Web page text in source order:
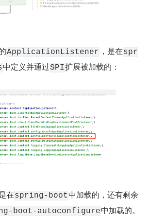
ApplicationListener ，是在spr
中定义并通过SPI扩展被加载的：
在spring-boot 中加载的，还有剩余
boot-autoconfigure中加载的。